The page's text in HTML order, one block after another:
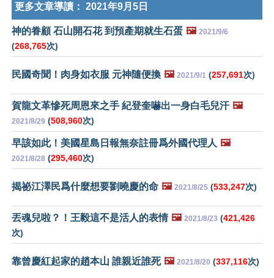
更多文章導讀： 2021年9月5日
神的眷顧 石山開石花 到預產期就生石蛋 🖼️ 2021/9/6
(268,765次)
民國奇聞！肉身如衣服 元神隨便換 🖼️ 2021/9/1 (257,691次)
賀龍文革慘死周恩來之手 紀登奎嚇出一身白毛兒汗 🖼️
2021/8/29 (508,960次)
早該如此！美國星島日報無奈註冊爲外國代理人 🖼️
2021/8/28 (295,460次)
揭祕江澤民爲什麼想要劉曉慶的命 🖼️ 2021/8/25 (533,247次)
丟魂兒啦？！王毅這不是活人的表情 🖼️ 2021/8/23 (421,426
次)
靠曾慶紅起家的趙本山 誰親近誰死 🖼️ 2021/8/20 (337,116次)